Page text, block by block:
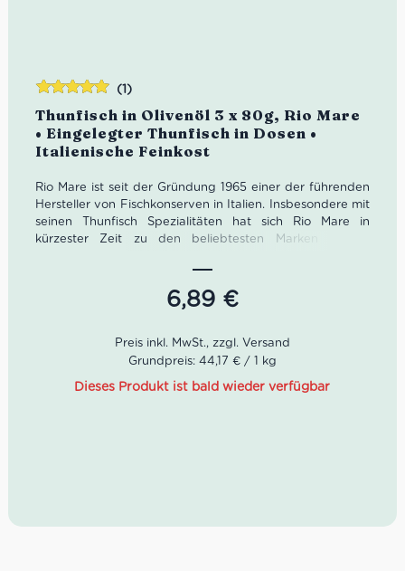
Thunfisch in Olivenöl 3 x 80g, Rio Mare
• Eingelegter Thunfisch in Dosen •
Italienische Feinkost
(1)
Rio Mare ist seit der Gründung 1965 einer der führenden
Hersteller von Fischkonserven in Italien. Insbesondere mit
seinen Thunfisch Spezialitäten hat sich Rio Mare in
kürzester Zeit zu den beliebtesten Marken Italiens
wunderbare Qualität zeichnen auch diesen Thunfisch in
Abtropfgewicht: 3 x 52 g
6,89 €
Bewertet
mit5.00von
5
Grundpreis: 44,17 € / 1 kg
Dieses Produkt ist bald wieder verfügbar